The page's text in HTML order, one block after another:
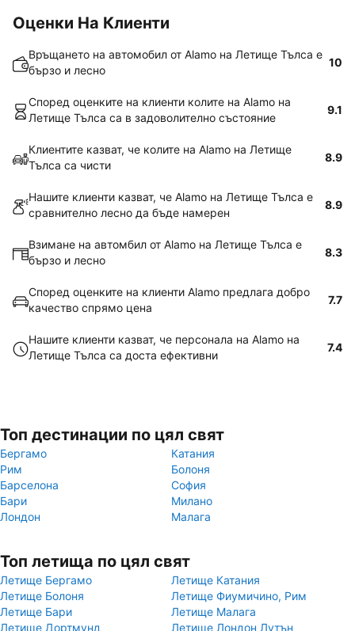
Оценки На Клиенти
Връщането на автомобил от Alamo на Летище Тълса е
бързо и лесно
10
Според оценките на клиенти колите на Alamo на
Летище Тълса са в задоволително състояние
9.1
Клиентите казват, че колите на Alamo на Летище
Тълса са чисти
8.9
Нашите клиенти казват, че Alamo на Летище Тълса е
сравнително лесно да бъде намерен
8.9
Взимане на автомбил от Alamo на Летище Тълса е
бързо и лесно
8.3
Според оценките на клиенти Alamo предлага добро
качество спрямо цена
7.7
Нашите клиенти казват, че персонала на Alamo на
Летище Тълса са доста ефективни
7.4
Топ дестинации по цял свят
Бергамо
Катания
Рим
Болоня
Барселона
София
Бари
Милано
Лондон
Малага
Топ летища по цял свят
Летище Бергамо
Летище Катания
Летище Болоня
Летище Фиумичино, Рим
Летище Бари
Летище Малага
Летище Дортмунд
Летище Лондон Лутън